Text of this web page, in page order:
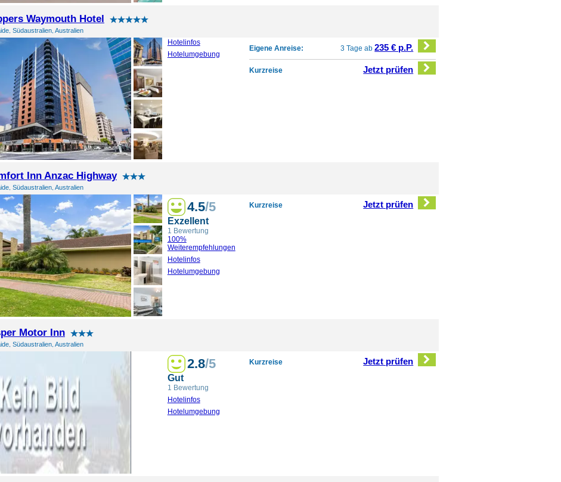
Waymouth Hotel
Südaustralien, Australien
Hotelinfos
Hotelumgebung
Eigene Anreise: 3 Tage ab235 € p.P.
Kurzreise Jetzt prüfen
Inn Anzac Highway
Südaustralien, Australien
4.5/5
Exzellent
1 Bewertung
100%
Weiterempfehlungen
Hotelinfos
Hotelumgebung
Kurzreise Jetzt prüfen
Motor Inn
Südaustralien, Australien
2.8/5
Gut
1 Bewertung
Hotelinfos
Hotelumgebung
Kurzreise Jetzt prüfen